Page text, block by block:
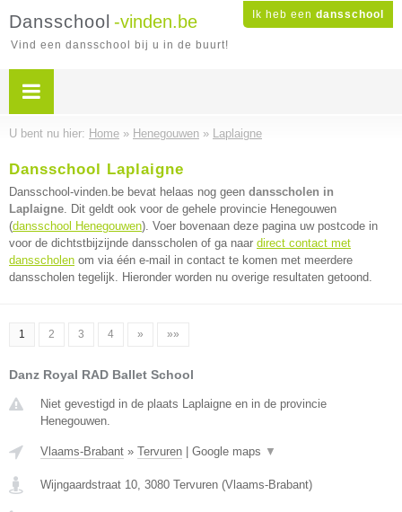
Ik heb een dansschool
Dansschool -vinden.be
Vind een dansschool bij u in de buurt!
U bent nu hier: Home » Henegouwen » Laplaigne
Dansschool Laplaigne
Dansschool-vinden.be bevat helaas nog geen dansscholen in
Laplaigne. Dit geldt ook voor de gehele provincie Henegouwen
(dansschool Henegouwen). Voer bovenaan deze pagina uw postcode in
voor de dichtstbijzijnde dansscholen of ga naar direct contact met
dansscholen om via één e-mail in contact te komen met meerdere
dansscholen tegelijk. Hieronder worden nu overige resultaten getoond.
1 2 3 4 » »»
Danz Royal RAD Ballet School
Niet gevestigd in de plaats Laplaigne en in de provincie
Henegouwen.
Vlaams-Brabant » Tervuren Google maps ▼
Wijngaardstraat 10, 3080 Tervuren (Vlaams-Brabant)